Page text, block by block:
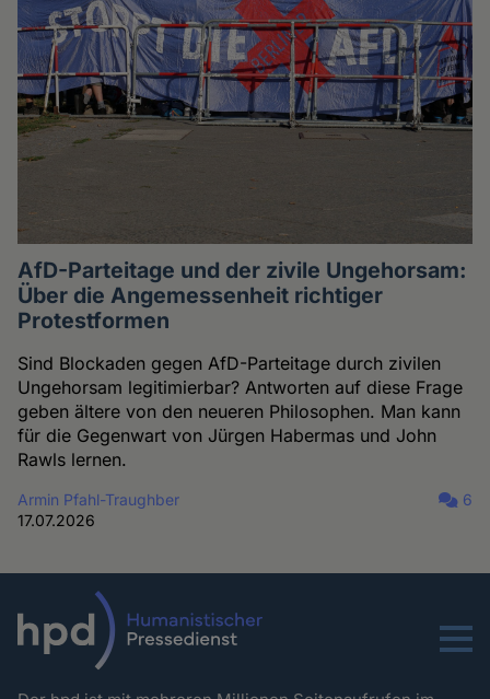
AfD-Parteitage und der zivile Ungehorsam:
Über die Angemessenheit richtiger
Protestformen
Sind Blockaden gegen AfD-Parteitage durch zivilen
Ungehorsam legitimierbar? Antworten auf diese Frage
geben ältere von den neueren Philosophen. Man kann
für die Gegenwart von Jürgen Habermas und John
Rawls lernen.
Armin Pfahl-Traughber
17.07.2026
6
Menu